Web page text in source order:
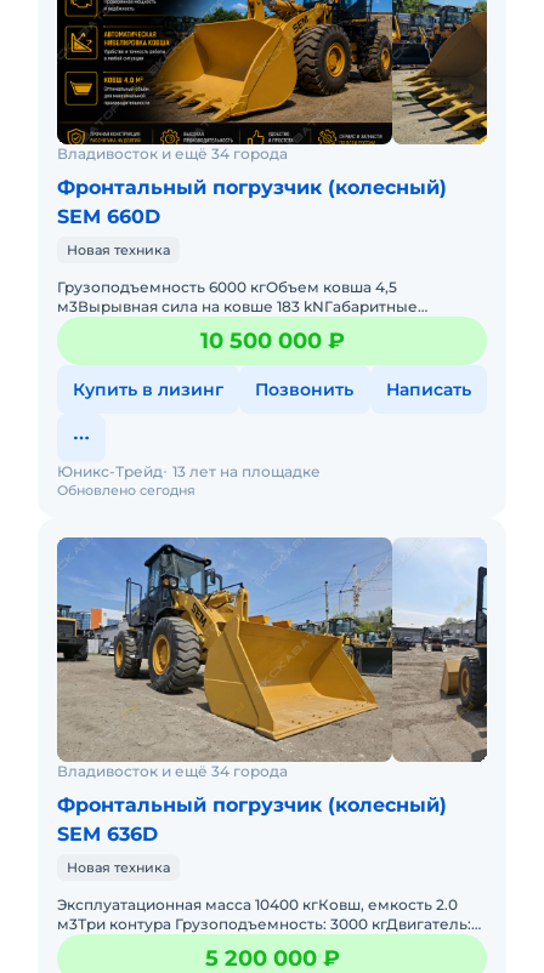
Владивосток и ещё 34 города
Фронтальный погрузчик (колесный)
SEM 660D
Новая техника
Грузоподъемность 6000 кгОбъем ковша 4,5
м3Вырывная сила на ковше 183 kNГабаритные
размеры 8414х3370х3458 ммРулевое управление
ДжойстикСнаряженная масса 20000 кг
10 500 000 ₽
Купить в лизинг Позвонить Написать
Обновлено сегодня
Юникс-Трейд 13 лет на площадке
Владивосток и ещё 34 города
Фронтальный погрузчик (колесный)
SEM 636D
Новая техника
Эксплуатационная масса 10400 кгКовш, емкость 2.0
м3Три контура Грузоподъемность: 3000 кгДвигатель:
Weichai WP6G125E22 (Евро-2), мощность кВт (л.с.) - 92 (1
5 200 000 ₽